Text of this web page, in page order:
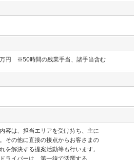
円 ※50時間の残業手当、諸手当含む
容は、担当エリアを受け持ち、主に
その他に直接の接点からお客さまの
を解決する提案活動等も行います。
ライバーは、第一線で活躍する